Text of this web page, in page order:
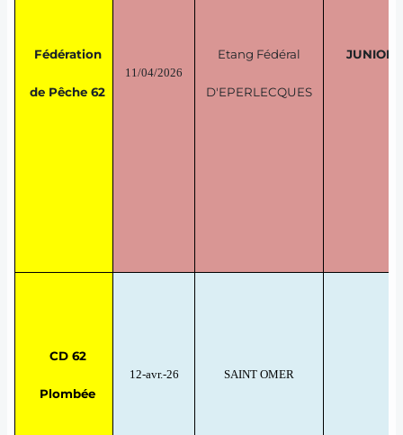
Fédération
de Pêche 62
11/04/2026
Etang Fédéral
D'EPERLECQUES
JUNIOR
CD 62
Plombée
12-avr.-26 SAINT OMER